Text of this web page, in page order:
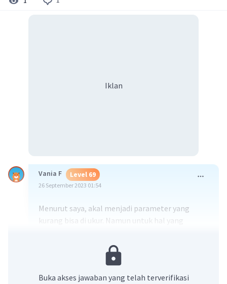
Iklan
Vania F Level 69
26 September 2023 01:54
Menurut saya, akal menjadi parameter yang
kurang bisa di ukur. Namun untuk hal yang
Misal ada nya aturan lalu lintas, apakah
masyarakat patuh atau tetap melanggar hal
Buka akses jawaban yang telah terverifikasi